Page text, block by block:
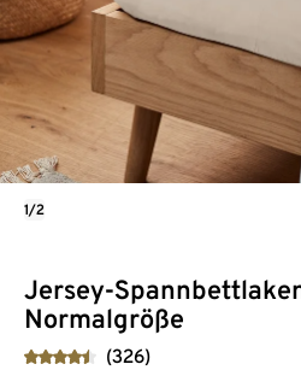
Jersey-
Normalgröße
(326)
1/2